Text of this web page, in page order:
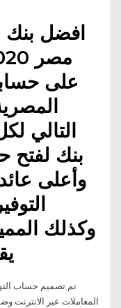
افضل بنك
على
التالي
بنك لفتح
وأعلى
وكذلك
تم تصميم حساب
المعاملات عبر الانترنت